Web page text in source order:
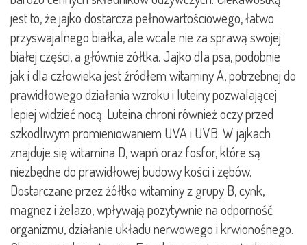
jest to, że jajko dostarcza pełnowartościowego, łatwo
przyswajalnego białka, ale wcale nie za sprawą swojej
białej części, a głównie żółtka. Jajko dla psa, podobnie
jak i dla człowieka jest źródłem witaminy A, potrzebnej do
prawidłowego działania wzroku i luteiny pozwalającej
lepiej widzieć nocą. Luteina chroni również oczy przed
szkodliwym promieniowaniem UVA i UVB. W jajkach
znajduje się witamina D, wapń oraz fosfor, które są
niezbędne do prawidłowej budowy kości i zębów.
Dostarczane przez żółtko witaminy z grupy B, cynk,
magnez i żelazo, wpływają pozytywnie na odporność
organizmu, działanie układu nerwowego i krwionośnego.